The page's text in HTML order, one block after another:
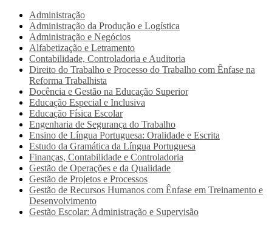
Administração
Administração da Produção e Logística
Administração e Negócios
Alfabetização e Letramento
Contabilidade, Controladoria e Auditoria
Direito do Trabalho e Processo do Trabalho com Ênfase na
Reforma Trabalhista
Docência e Gestão na Educação Superior
Educação Especial e Inclusiva
Educação Física Escolar
Engenharia de Segurança do Trabalho
Ensino de Língua Portuguesa: Oralidade e Escrita
Estudo da Gramática da Língua Portuguesa
Finanças, Contabilidade e Controladoria
Gestão de Operações e da Qualidade
Gestão de Projetos e Processos
Gestão de Recursos Humanos com Ênfase em Treinamento e
Desenvolvimento
Gestão Escolar: Administração e Supervisão